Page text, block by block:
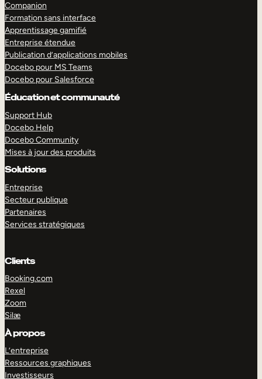
Companion
Formation sans interface
Apprentissage gamifié
Entreprise étendue
Publication d’applications mobiles
Docebo pour MS Teams
Docebo pour Salesforce
Éducation et communauté
Support Hub
Docebo Help
Docebo Community
Mises à jour des produits
Solutions
Entreprise
Secteur publique
Partenaires
Services stratégiques
Clients
Booking.com
Rexel
Zoom
Silæ
À propos
L’entreprise
Ressources graphiques
Investisseurs